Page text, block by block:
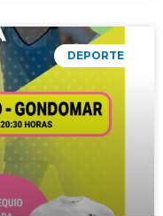
DEPORTE